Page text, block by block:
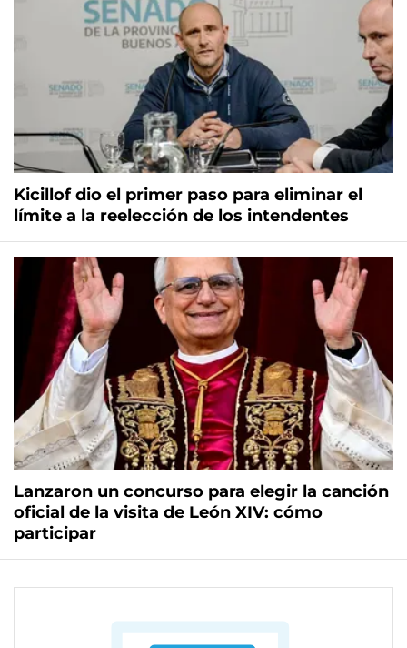
Kicillof dio el primer paso para eliminar el
límite a la reelección de los intendentes
Lanzaron un concurso para elegir la canción
oficial de la visita de León XIV: cómo
participar